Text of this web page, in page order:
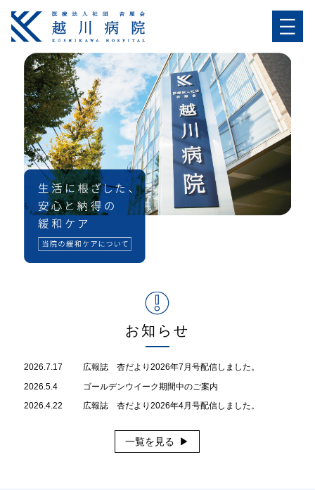
お知らせ
2026.7.17
広報誌 杏だより2026年7月号配信しました。
2026.5.4
ゴールデンウイーク期間中のご案内
2026.4.22
広報誌 杏だより2026年4月号配信しました。
一覧を見る